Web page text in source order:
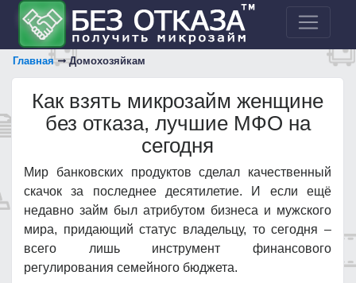
Главная Домохозяйкам
Как взять микрозайм женщине
без отказа, лучшие МФО на
сегодня
Мир банковских продуктов сделал качественный
скачок за последнее десятилетие. И если ещё
недавно займ был атрибутом бизнеса и мужского
мира, придающий статус владельцу, то сегодня –
всего лишь инструмент финансового
регулирования семейного бюджета.